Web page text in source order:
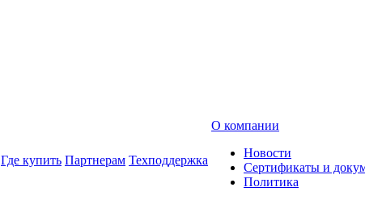
Где купить Партнерам Техподдержка
О компании
Новости
Сертификаты и
Политика